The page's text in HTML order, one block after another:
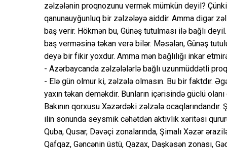
zəlzələnin proqnozunu vermək mümkün deyil?
qanunauyğunluq bir zəlzələyə aiddir. Amma digər
baş verir. Hökmən bu, Günəş tutulması ilə bağlı
baş verməsinə təkan verə bilər. Məsələn, Günəş
deyə bir fikir yoxdur. Amma mən bağlılığı inkar
- Azərbaycanda zəlzələlərlə bağlı uzunmüddətli
- Elə gün olmur ki, zəlzələ olmasın. Bu bir faktdır.
yaxın təkan deməkdir. Bunların içərisində güclü
Bakının qorxusu Xəzərdəki zəlzələ
ilin sonunda seysmik cəhətdən aktivlik xəritəsi
Quba, Qusar, Dəvəçi zonalarında, Şimalı Xəzər
Qafqaz, Gəncənin üstü, Qazax, Daşkəsən zonası,